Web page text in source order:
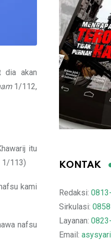
dia akan
1/112,
itu
1/113)
kami
nafsu
KONTAK
Redaksi:
Sirkulasi:
Layanan:
Email: